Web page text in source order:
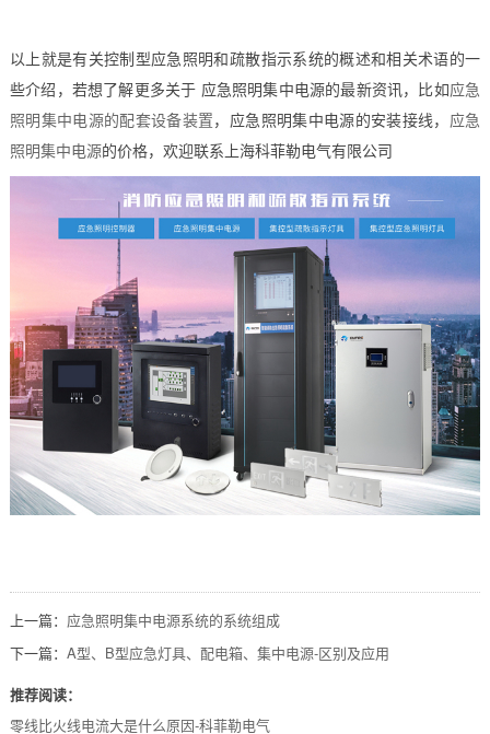
以上就是有关控制型应急照明和疏散指示系统的概述和相关术语的一
些介绍，若想了解更多关于 应急照明集中电源的最新资讯，比如应急
照明集中电源的配套设备装置，应急照明集中电源的安装接线， 应急
照明集中电源的价格，欢迎联系上海科菲勒电气有限公司
上一篇： 应急照明集中电源系统的系统组成
下一篇： A型、B型应急灯具、配电箱、集中电源-区别及应用
推荐阅读：
零线比火线电流大是什么原因-科菲勒电气